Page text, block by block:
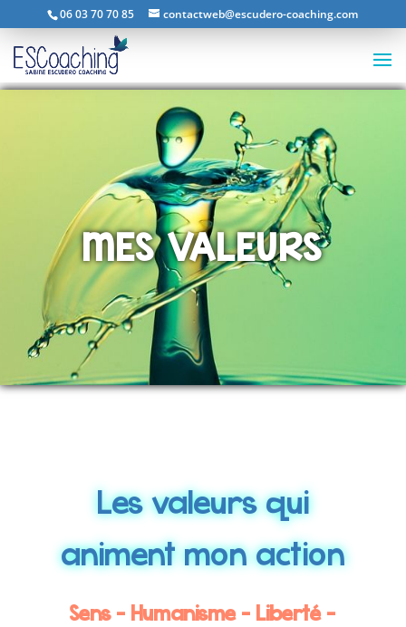
06 03 70 70 85 contactweb@escudero-coaching.com
MES VALEURS
Les valeurs qui
animent mon action
Sens – Humanisme – Liberté –